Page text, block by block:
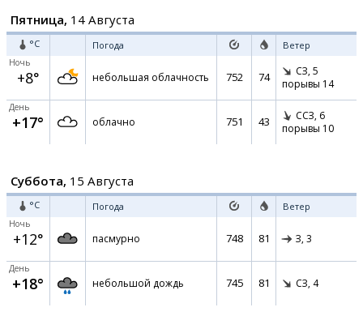
Пятница, 14 Августа
°C Погода Ветер
Ночь
+8° небольшая облачность 752 74 СЗ, 5
порывы 14
День
+17° облачно 751 43 ССЗ, 6
порывы 10
Суббота, 15 Августа
°C Погода Ветер
Ночь
+12° пасмурно 748 81 З, 3
День
+18° небольшой дождь 745 81 СЗ, 4